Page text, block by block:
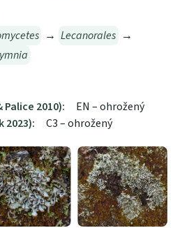
→ Lecanorales →
2010):
EN – ohrožený
2023):
C3 – ohrožený